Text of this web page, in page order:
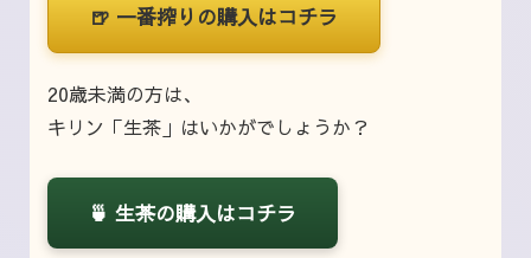
🍺 一番搾りの購入はコチラ
20歳未満の方は、
キリン「生茶」はいかがでしょうか？
🍵 生茶の購入はコチラ